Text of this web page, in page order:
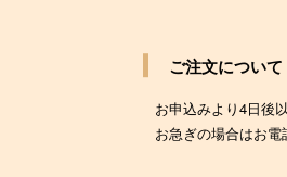
ご注文について
お申込みより4日後
お急ぎの場合はお電